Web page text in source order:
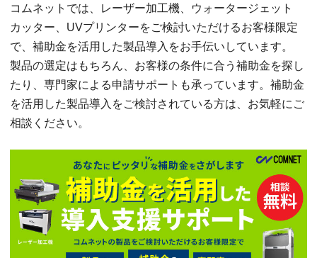
コムネットでは、レーザー加工機、ウォータージェット
カッター、UVプリンターをご検討いただけるお客様限定
で、補助金を活用した製品導入をお手伝いしています。
製品の選定はもちろん、お客様の条件に合う補助金を探し
たり、専門家による申請サポートも承っています。補助金
を活用した製品導入をご検討されている方は、お気軽にご
相談ください。